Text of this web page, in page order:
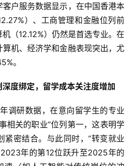
客户服务数据显示，在中国香港本
）、工商管理和金融位列前
（12.12%）仍然是首选专业。在
机、经济学和金融表现突出，尤
。
度绑定 ，留学成本关注度增加
调研数据，在意向留学生的专业
相关的职业”位列第一，这表明学
紧密结合。与此同时，“转变就业
年的第12位跃升至2025年的